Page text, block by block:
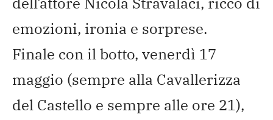
emozioni, ironia e sorprese.
Finale con il botto, venerdì 17
maggio (sempre alla Cavallerizza
del Castello e sempre alle ore 21),